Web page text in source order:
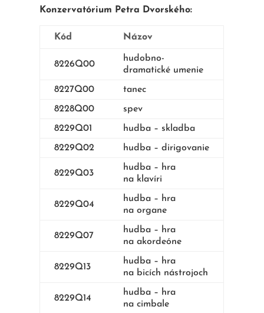
Konzervatórium Petra Dvorského:
Kód Názov
8226Q00
hudobno-
dramatické umenie
8227Q00 tanec
8228Q00 spev
8229Q01 hudba – skladba
8229Q02 hudba – dirigovanie
8229Q03
hudba – hra
na klavíri
8229Q04
hudba – hra
na organe
8229Q07
hudba – hra
na akordeóne
8229Q13
hudba – hra
na bicích nástrojoch
8229Q14
hudba – hra
na cimbale